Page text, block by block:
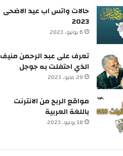
حالات واتس اب عيد الاضحى
2023
6 يونيو، 2023
تعرف على عبد الرحمن منيف
الذي احتفلت به جوجل
29 مايو، 2023
مواقع الربح من الانترنت
باللغة العربية
18 يونيو، 2023